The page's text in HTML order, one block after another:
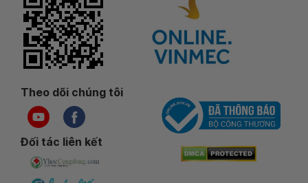
Theo dõi chúng tôi
Đối tác liên kết